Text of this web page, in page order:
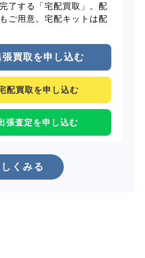
了する「宅配買取」。配
ご用意。宅配キットは配
買取を申し込む
配買取を申し込む
張査定を申し込む
くみる